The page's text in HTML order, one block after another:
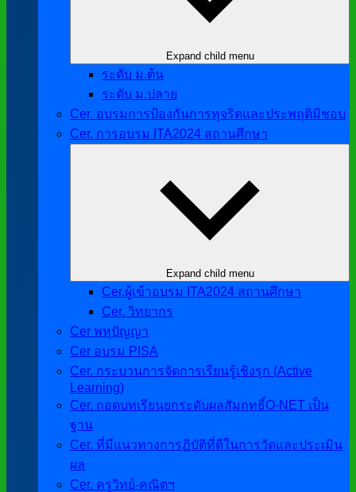
Expand child menu
ระดับ ม.ต้น
ระดับ ม.ปลาย
Cer. อบรมการป้องกันการทุจริตและประพฤติมิชอบ
Cer. การอบรม ITA2024 สถานศึกษา
Expand child menu
Cer.ผู้เข้าอบรม ITA2024 สถานศึกษา
Cer. วิทยากร
Cer พหุปัญญา
Cer อบรม PISA
Cer. กระบวนการจัดการเรียนรู้เชิงรุก (Active
Learning)
Cer. ถอดบทเรียนยกระดับผลสัมฤทธิ์O-NET เป็น
ฐาน
Cer. ที่มีแนวทางการฏิบัติที่ดีในการวัดและประเมิน
ผล
Cer. ครูวิทย์-คณิตฯ